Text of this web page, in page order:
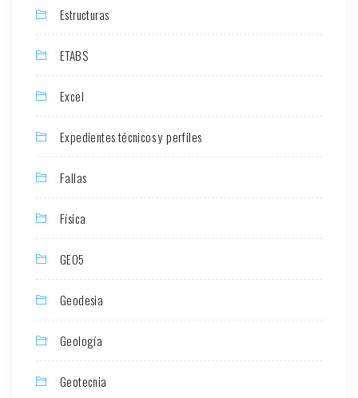
Estructuras
ETABS
Excel
Expedientes técnicos y perfiles
Fallas
Física
GEO5
Geodesia
Geología
Geotecnia